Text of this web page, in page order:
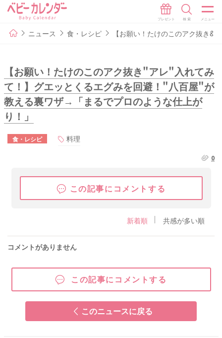
ニュース 食・レシピ 【お願い！たけのこのアク抜き
【お願い！たけのこのアク抜き"アレ"入れてみ
て！】グエッとくるエグみを回避！"八百屋"が
教える裏ワザ→「まるでプロのような仕上が
り！」
食・レシピ 料理
0
この記事にコメントする
新着順 共感が多い順
コメントがありません
この記事にコメントする
このニュースに戻る